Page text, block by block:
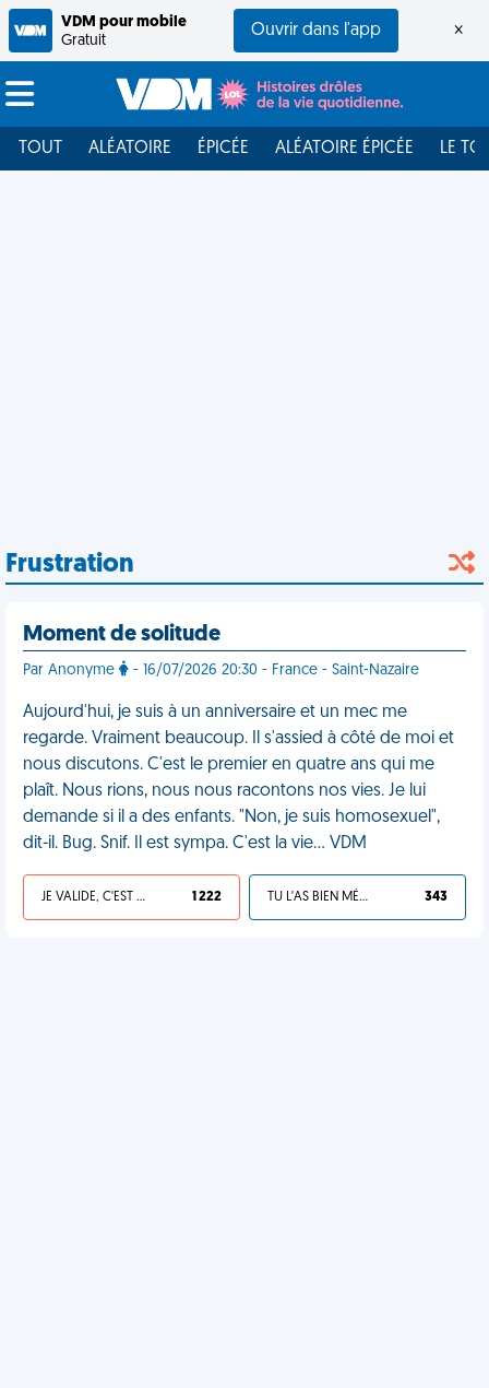
VDM pour mobile
Gratuit
Ouvrir dans l'app ×
TOUT ALÉATOIRE ÉPICÉE ALÉATOIRE ÉPICÉE LE
Frustration
Moment de solitude
Par Anonyme - 16/07/2026 20:30 - France - Saint-Nazaire
Aujourd'hui, je suis à un anniversaire et un mec me
regarde. Vraiment beaucoup. Il s'assied à côté de moi et
nous discutons. C'est le premier en quatre ans qui me
plaît. Nous rions, nous nous racontons nos vies. Je lui
demande si il a des enfants. "Non, je suis homosexuel",
dit-il. Bug. Snif. Il est sympa. C'est la vie… VDM
JE VALIDE, C'EST UNE VDM 1 222 TU L'AS BIEN MÉRITÉ 343